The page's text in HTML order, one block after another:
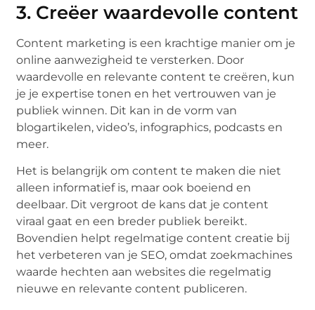
3. Creëer waardevolle content
Content marketing is een krachtige manier om je
online aanwezigheid te versterken. Door
waardevolle en relevante content te creëren, kun
je je expertise tonen en het vertrouwen van je
publiek winnen. Dit kan in de vorm van
blogartikelen, video’s, infographics, podcasts en
meer.
Het is belangrijk om content te maken die niet
alleen informatief is, maar ook boeiend en
deelbaar. Dit vergroot de kans dat je content
viraal gaat en een breder publiek bereikt.
Bovendien helpt regelmatige content creatie bij
het verbeteren van je SEO, omdat zoekmachines
waarde hechten aan websites die regelmatig
nieuwe en relevante content publiceren.